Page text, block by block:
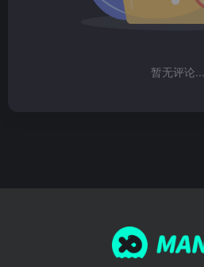
暂无评论...